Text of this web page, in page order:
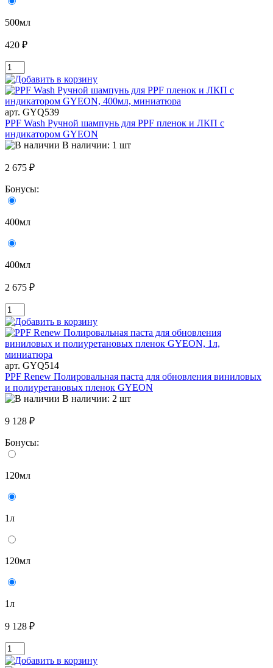
500мл
420 ₽
арт. GYQ539
PPF Wash Ручной шампунь для PPF пленок и ЛКП с
индикатором GYEON
В наличии: 1 шт
2 675 ₽
Бонусы:
400мл
400мл
2 675 ₽
арт. GYQ514
PPF Renew Полировальная паста для обновления виниловых
и полиуретановых пленок GYEON
В наличии: 2 шт
9 128 ₽
Бонусы:
120мл
1л
120мл
1л
9 128 ₽